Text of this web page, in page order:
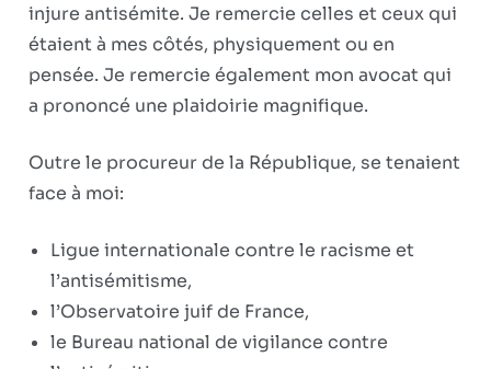
injure antisémite. Je remercie celles et ceux qui
étaient à mes côtés, physiquement ou en
pensée. Je remercie également mon avocat qui
a prononcé une plaidoirie magnifique.
Outre le procureur de la République, se tenaient
face à moi:
Ligue internationale contre le racisme et
l’antisémitisme,
l’Observatoire juif de France,
le Bureau national de vigilance contre